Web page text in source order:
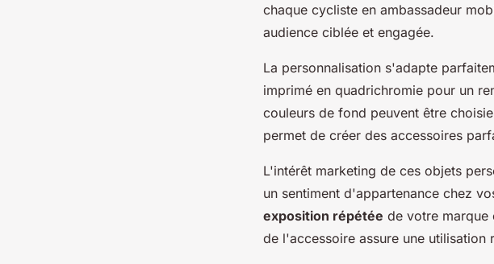
chaque cycliste en ambassadeur
audience ciblée et engagée.
La personnalisation s'adapte
imprimé en quadrichromie pour un
couleurs de fond peuvent être
permet de créer des accessoires
L'intérêt marketing de ces objets
un sentiment d'appartenance chez
exposition répétée de votre marque
de l'accessoire assure une utilisation